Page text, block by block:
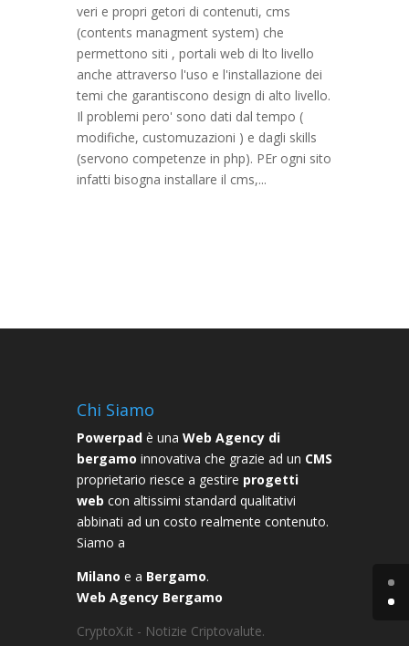
veri e propri getori di contenuti, cms
(contents managment system) che
permettono siti , portali web di lto livello
anche attraverso l'uso e l'installazione dei
temi che garantiscono design di alto livello.
Il problemi pero' sono dati dal tempo (
modifiche, customuzazioni ) e dagli skills
(servono competenze in php). PEr ogni sito
infatti bisogna installare il cms,...
Chi Siamo
Powerpad è una Web Agency di
bergamo innovativa che grazie ad un CMS
proprietario riesce a gestire progetti
web con altissimi standard qualitativi
abbinati ad un costo realmente contenuto.
Siamo a
Milano e a Bergamo.
Web Agency Bergamo
CryptoX.it - Notizie Criptovalute.